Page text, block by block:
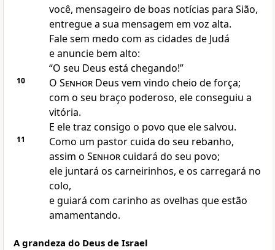
você, mensageiro de boas notícias para Sião,
entregue a sua mensagem em voz alta.
Fale sem medo com as cidades de Judá
e anuncie bem alto:
“O seu Deus está chegando!”
10 O SenhorDeus vem vindo cheio de força;
com o seu braço poderoso, ele conseguiu a
vitória.
E ele traz consigo o povo que ele salvou.
11
Como um pastor cuida do seu rebanho,
assim o Senhorcuidará do seu povo;
ele juntará os carneirinhos, e os carregará no
colo,
e guiará com carinho as ovelhas que estão
amamentando.
A grandeza do Deus de Israel